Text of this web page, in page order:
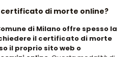
certificato di morte online?
di Milano offre spesso la
il certificato di morte
il proprio sito web o